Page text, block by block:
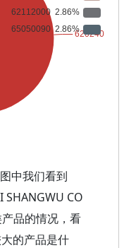
中我们看到
SHANGWU CO
品的情况，看
的产品是什